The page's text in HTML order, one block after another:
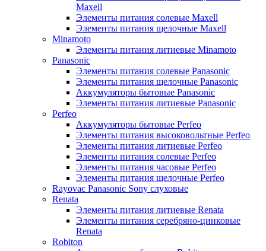
Maxell
Элементы питания солевые Maxell
Элементы питания щелочные Maxell
Minamoto
Элементы питания литиевые Minamoto
Panasonic
Элементы питания солевые Panasonic
Элементы питания щелочные Panasonic
Аккумуляторы бытовые Panasonic
Элементы питания литиевые Panasonic
Perfeo
Аккумуляторы бытовые Perfeo
Элементы питания высоковольтные Perfeo
Элементы питания литиевые Perfeo
Элементы питания солевые Perfeo
Элементы питания часовые Perfeo
Элементы питания щелочные Perfeo
Rayovac Panasonic Sony слуховые
Renata
Элементы питания литиевые Renata
Элементы питания серебряно-цинковые
Renata
Robiton